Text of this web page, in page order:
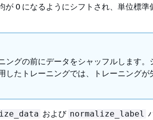
が 0 になるようにシフトされ、単位標準
ングの前にデータをシャッフルします。
したトレーニングでは、トレーニングが
および normalize_label